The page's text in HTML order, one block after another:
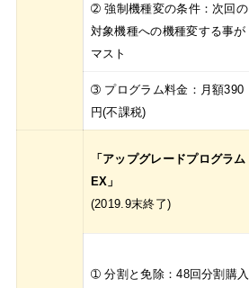
➁ 強制機種変の条件：次回の
対象機種への機種変する事が
マスト
➂ プログラム料金：月額390
円(不課税)
「アップグレードプログラム
EX」
(2019.9末終了)
➀ 分割と免除：48回分割購入